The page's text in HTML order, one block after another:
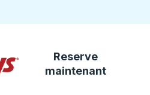
principal
Reserve
maintenant